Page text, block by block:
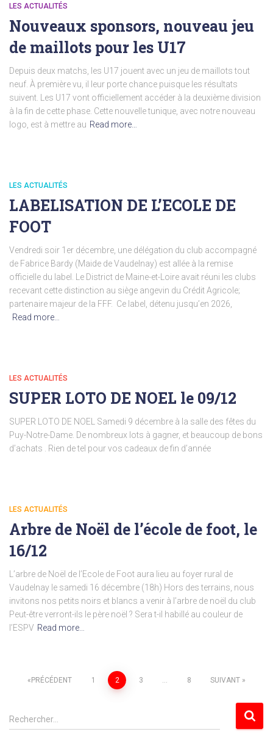
LES ACTUALITÉS
Nouveaux sponsors, nouveau jeu
de maillots pour les U17
Depuis deux matchs, les U17 jouent avec un jeu de maillots tout
neuf. À première vu, il leur porte chance puisque les résultats
suivent. Les U17 vont officiellement accéder à la deuxième division
à la fin de cette phase. Cette nouvelle tunique, avec notre nouveau
logo, est à mettre au Read more…
LES ACTUALITÉS
LABELISATION DE L’ECOLE DE
FOOT
Vendredi soir 1er décembre, une délégation du club accompagné
de Fabrice Bardy (Maide de Vaudelnay) est allée à la remise
officielle du label. Le District de Maine-et-Loire avait réuni les clubs
recevant cette distinction au siège angevin du Crédit Agricole;
partenaire majeur de la FFF. Ce label, détenu jusqu’en 2026,
Read more…
LES ACTUALITÉS
SUPER LOTO DE NOEL le 09/12
SUPER LOTO DE NOEL Samedi 9 décembre à la salle des fêtes du
Puy-Notre-Dame. De nombreux lots à gagner, et beaucoup de bons
d’achats . Rien de tel pour vos cadeaux de fin d’année
LES ACTUALITÉS
Arbre de Noël de l’école de foot, le
16/12
L’arbre de Noël de l’Ecole de Foot aura lieu au foyer rural de
Vaudelnay le samedi 16 décembre (18h) Hors des terrains, nous
invitons nos petits noirs et blancs a venir à l’arbre de noël du club
Peut-être verront-ils le père noël ? Sera t-il habillé au couleur de
l’ESPV Read more…
Pagination
des
PRÉCÉDENT 1 2 3 … 8 SUIVANT
R
e
Rechercher…